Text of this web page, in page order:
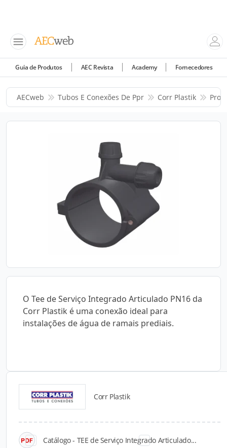
Guia de Produtos AEC Revista Academy Fornecedores
AECweb Tubos E Conexões De Ppr Corr Plastik
O Tee de Serviço Integrado Articulado PN16 da
Corr Plastik é uma conexão ideal para
instalações de água de ramais prediais.
Corr Plastik
Catálogo - TEE de Serviço Integrado Articulado...
Catálogos para Download